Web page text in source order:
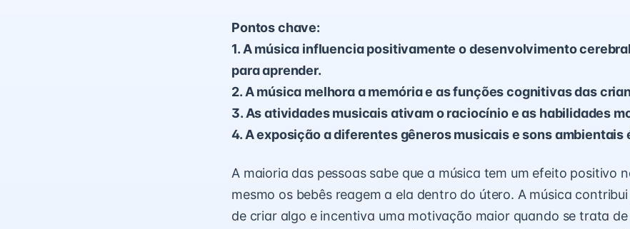
Pontos chave:
1. A música influencia positivamente o desenvolvimento
para aprender.
2. A música melhora a memória e as funções cognitivas das
3. As atividades musicais ativam o raciocínio e as habilidades
4. A exposição a diferentes gêneros musicais e sons ambientais
A maioria das pessoas sabe que a música tem um efeito positivo
mesmo os bebês reagem a ela dentro do útero. A música
de criar algo e incentiva uma motivação maior quando se trata de